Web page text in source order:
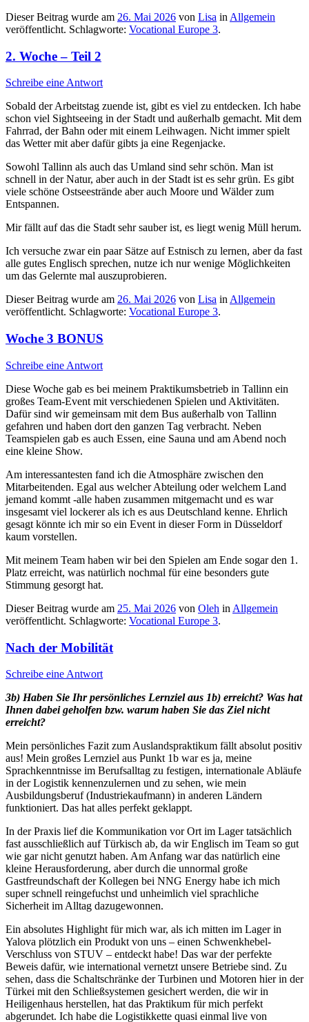
Dieser Beitrag wurde am 26. Mai 2026 von Lisa in Allgemein
veröffentlicht. Schlagworte: Vocational Europe 3.
2. Woche – Teil 2
Schreibe eine Antwort
Sobald der Arbeitstag zuende ist, gibt es viel zu entdecken. Ich habe
schon viel Sightseeing in der Stadt und außerhalb gemacht. Mit dem
Fahrrad, der Bahn oder mit einem Leihwagen. Nicht immer spielt
das Wetter mit aber dafür gibts ja eine Regenjacke.
Sowohl Tallinn als auch das Umland sind sehr schön. Man ist
schnell in der Natur, aber auch in der Stadt ist es sehr grün. Es gibt
viele schöne Ostseestrände aber auch Moore und Wälder zum
Entspannen.
Mir fällt auf das die Stadt sehr sauber ist, es liegt wenig Müll herum.
Ich versuche zwar ein paar Sätze auf Estnisch zu lernen, aber da fast
alle gutes Englisch sprechen, nutze ich nur wenige Möglichkeiten
um das Gelernte mal auszuprobieren.
Dieser Beitrag wurde am 26. Mai 2026 von Lisa inAllgemein
veröffentlicht. Schlagworte: Vocational Europe 3.
Woche 3 BONUS
Schreibe eine Antwort
Diese Woche gab es bei meinem Praktikumsbetrieb in Tallinn ein
großes Team-Event mit verschiedenen Spielen und Aktivitäten.
Dafür sind wir gemeinsam mit dem Bus außerhalb von Tallinn
gefahren und haben dort den ganzen Tag verbracht. Neben
Teamspielen gab es auch Essen, eine Sauna und am Abend noch
eine kleine Show.
Am interessantesten fand ich die Atmosphäre zwischen den
Mitarbeitenden. Egal aus welcher Abteilung oder welchem Land
jemand kommt -alle haben zusammen mitgemacht und es war
insgesamt viel lockerer als ich es aus Deutschland kenne. Ehrlich
gesagt könnte ich mir so ein Event in dieser Form in Düsseldorf
kaum vorstellen.
Mit meinem Team haben wir bei den Spielen am Ende sogar den 1.
Platz erreicht, was natürlich nochmal für eine besonders gute
Stimmung gesorgt hat.
Dieser Beitrag wurde am 25. Mai 2026 von Oleh in Allgemein
veröffentlicht. Schlagworte: Vocational Europe 3.
Nach der Mobilität
Schreibe eine Antwort
3b) Haben Sie Ihr persönliches Lernziel aus 1b) erreicht? Was hat
Ihnen dabei geholfen bzw. warum haben Sie das Ziel nicht
erreicht?
Mein persönliches Fazit zum Auslandspraktikum fällt absolut positiv
aus! Mein großes Lernziel aus Punkt 1b war es ja, meine
Sprachkenntnisse im Berufsalltag zu festigen, internationale Abläufe
in der Logistik kennenzulernen und zu sehen, wie mein
Ausbildungsberuf (Industriekaufmann) in anderen Ländern
funktioniert. Das hat alles perfekt geklappt.
In der Praxis lief die Kommunikation vor Ort im Lager tatsächlich
fast ausschließlich auf Türkisch ab, da wir Englisch im Team so gut
wie gar nicht genutzt haben. Am Anfang war das natürlich eine
kleine Herausforderung, aber durch die unnormal große
Gastfreundschaft der Kollegen bei NNG Energy habe ich mich
super schnell reingefuchst und unheimlich viel sprachliche
Sicherheit im Alltag dazugewonnen.
Ein absolutes Highlight für mich war, als ich mitten im Lager in
Yalova plötzlich ein Produkt von uns – einen Schwenkhebel-
Verschluss von STUV – entdeckt habe! Das war der perfekte
Beweis dafür, wie international vernetzt unsere Betriebe sind. Zu
sehen, dass die Schaltschränke der Turbinen und Motoren hier in der
Türkei mit den Schließsystemen gesichert werden, die wir in
Heiligenhaus herstellen, hat das Praktikum für mich perfekt
abgerundet. Ich habe die Logistikkette quasi einmal live von